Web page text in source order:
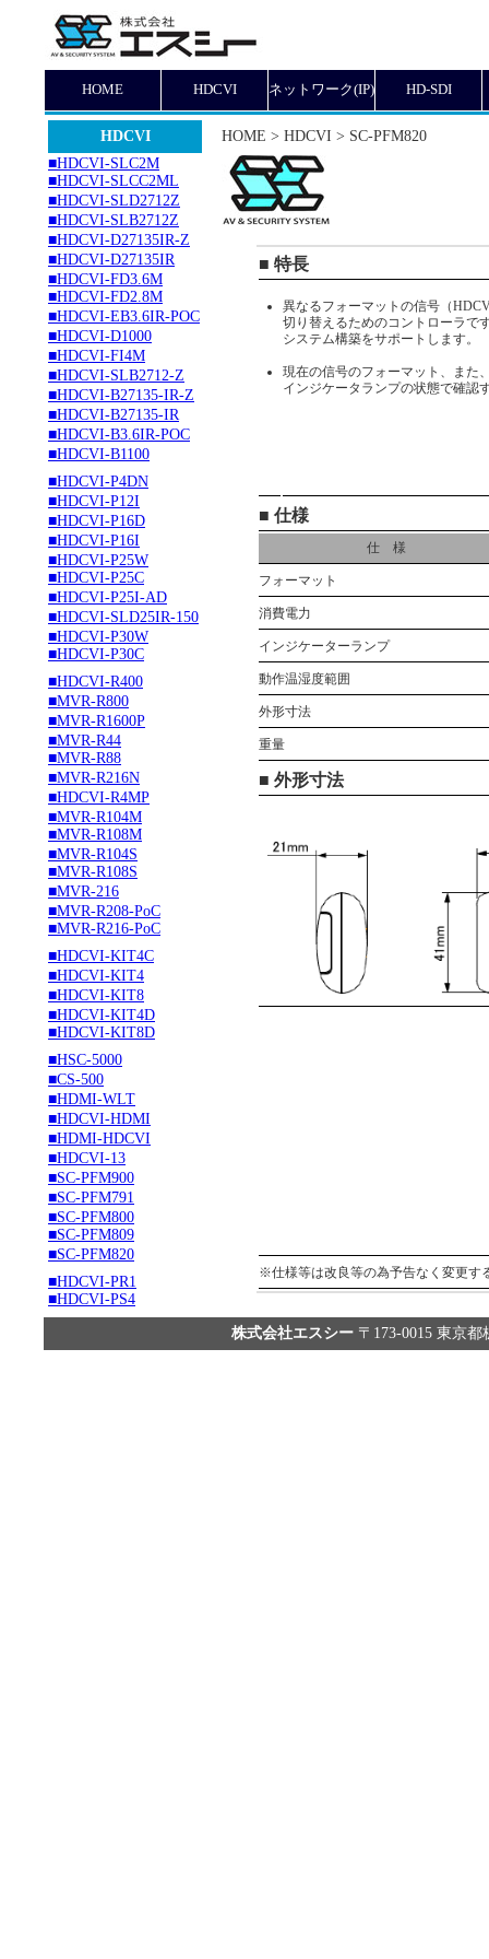
HOME HDCVI ネットワーク(IP) HD-SDI
HDCVI
■HDCVI-SLC2M
■HDCVI-SLCC2ML
■HDCVI-SLD2712Z
■HDCVI-SLB2712Z
■HDCVI-D27135IR-Z
■HDCVI-D27135IR
■HDCVI-FD3.6M
■HDCVI-FD2.8M
■HDCVI-EB3.6IR-POC
■HDCVI-D1000
■HDCVI-FI4M
■HDCVI-SLB2712-Z
■HDCVI-B27135-IR-Z
■HDCVI-B27135-IR
■HDCVI-B3.6IR-POC
■HDCVI-B1100
■HDCVI-P4DN
■HDCVI-P12I
■HDCVI-P16D
■HDCVI-P16I
■HDCVI-P25W
■HDCVI-P25C
■HDCVI-P25I-AD
■HDCVI-SLD25IR-150
■HDCVI-P30W
■HDCVI-P30C
■HDCVI-R400
■MVR-R800
■MVR-R1600P
■MVR-R44
■MVR-R88
■MVR-R216N
■HDCVI-R4MP
■MVR-R104M
■MVR-R108M
■MVR-R104S
■MVR-R108S
■MVR-216
■MVR-R208-PoC
■MVR-R216-PoC
■HDCVI-KIT4C
■HDCVI-KIT4
■HDCVI-KIT8
■HDCVI-KIT4D
■HDCVI-KIT8D
■HSC-5000
■CS-500
■HDMI-WLT
■HDCVI-HDMI
■HDMI-HDCVI
■HDCVI-13
■SC-PFM900
■SC-PFM791
■SC-PFM800
■SC-PFM809
■SC-PFM820
■HDCVI-PR1
■HDCVI-PS4
HOME > HDCVI > SC-PFM820
■ 特長
異なるフォーマットの信号（
切り替えるためのコントローラで
システム構築をサポートします。
現在の信号のフォーマット、また
インジケータランプの状態で確認
■ 仕様
仕 様
フォーマット
消費電力
インジケーターランプ
動作温湿度範囲
外形寸法
重量
■ 外形寸法
※仕様等は改良等の為予告なく変更す
株式会社エスシー 〒173-0015 東京都